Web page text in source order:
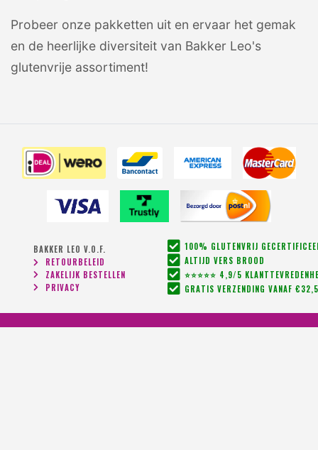
Probeer onze pakketten uit en ervaar het gemak
en de heerlijke diversiteit van Bakker Leo's
glutenvrije assortiment!
BAKKER LEO V.O.F.
RETOURBELEID
ZAKELIJK BESTELLEN
PRIVACY
100% GLUTENVRIJ
ALTIJD VERS BROOD
⭐⭐⭐⭐⭐ 4,9/5
GRATIS VERZENDING VANAF